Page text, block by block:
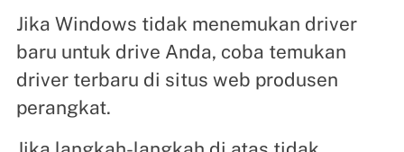
Jika Windows tidak menemukan driver
baru untuk drive Anda, coba temukan
driver terbaru di situs web produsen
perangkat.